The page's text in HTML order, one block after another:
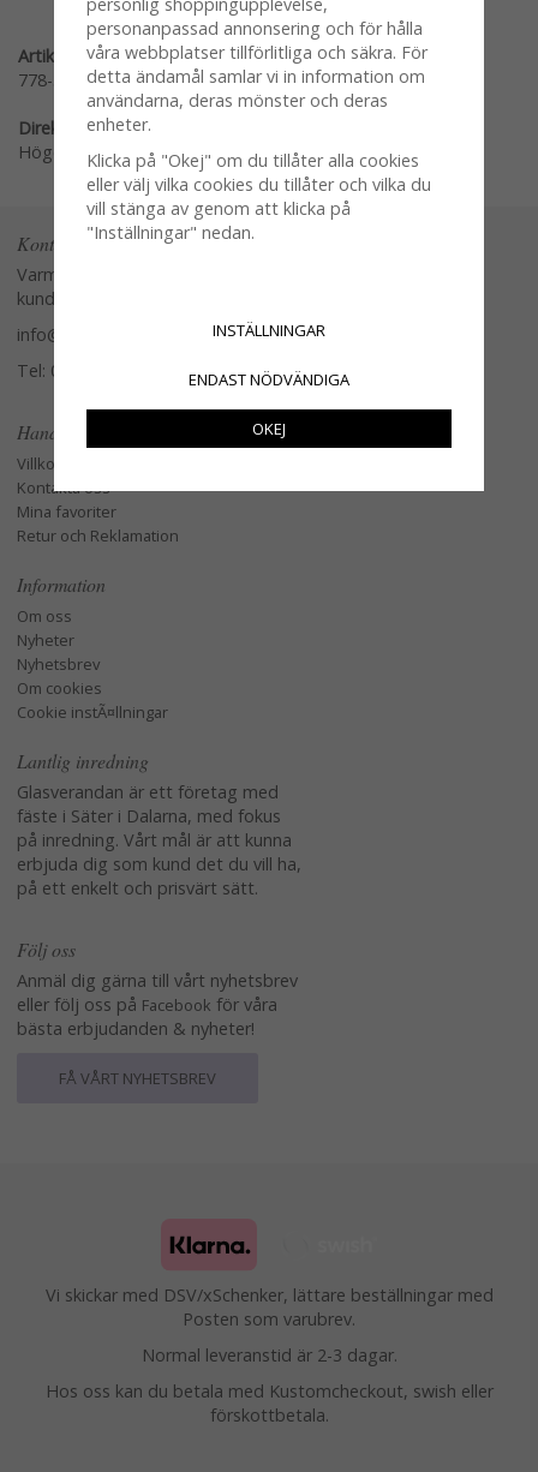
Artikelnummer:
778-37
Direktlänk:
Högerklicka och kopiera adressen
Kontakta oss
Varmt välkommen att kontakta vår
kundtjänst.
info@glasverandan.se
Tel: 079-3495968
Handla
Villkor
Kontakta oss
Mina favoriter
Retur och Reklamation
Information
Om oss
Nyheter
Nyhetsbrev
Om cookies
Cookie instÃ¤llningar
Lantlig inredning
Glasverandan är ett företag med
fäste i Säter i Dalarna, med fokus
på inredning. Vårt mål är att kunna
erbjuda dig som kund det du vill ha,
på ett enkelt och prisvärt sätt.
Följ oss
Anmäl dig gärna till vårt nyhetsbrev
eller följ oss på Facebook för våra
bästa erbjudanden & nyheter!
FÅ VÅRT NYHETSBREV
Vi skickar med DSV/xSchenker, lättare beställningar med
Posten som varubrev.
Normal leveranstid är 2-3 dagar.
Hos oss kan du betala med Kustomcheckout, swish eller
förskottbetala.
personanpassad annonsering och för hålla
våra webbplatser tillförlitliga och säkra. För
detta ändamål samlar vi in information om
användarna, deras mönster och deras
enheter.
Klicka på "Okej" om du tillåter alla cookies
eller välj vilka cookies du tillåter och vilka du
vill stänga av genom att klicka på
"Inställningar" nedan.
INSTÄLLNINGAR
ENDAST NÖDVÄNDIGA
OKEJ